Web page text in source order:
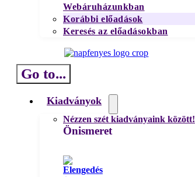
Webáruházunkban
Korábbi előadások
Keresés az előadásokban
Go to...
Kiadványok
Nézzen szét kiadványaink között!
Önismeret